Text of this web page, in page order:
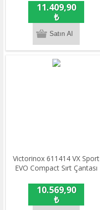
11.409,90
₺
​Victorinox 611414 VX Sport
EVO Compact Sırt Çantası
10.569,90
₺